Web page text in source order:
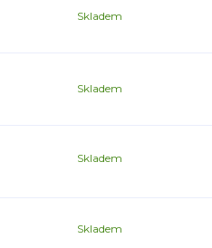
Skladem
Skladem
Skladem
Skladem